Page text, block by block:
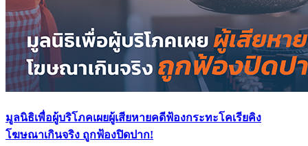
มูลนิธิเพื่อผู้บริโภคเผยผู้เสียหายคดีฟ้องกระทะโคเรียคิง
โฆษณาเกินจริง ถูกฟ้องปิดปาก!